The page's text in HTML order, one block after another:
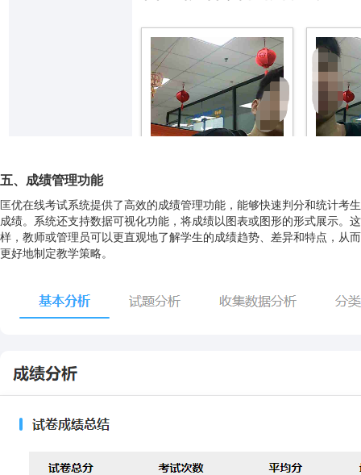
五、成绩管理功能
匡优在线考试系统提供了高效的成绩管理功能，能够快速判分和统计考生
成绩。系统还支持数据可视化功能，将成绩以图表或图形的形式展示。这
样，教师或管理员可以更直观地了解学生的成绩趋势、差异和特点，从而
更好地制定教学策略。